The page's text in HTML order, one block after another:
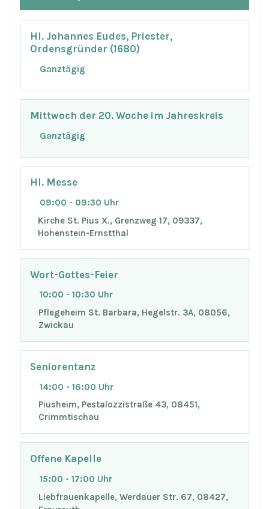
Hl. Johannes Eudes, Priester,
Ordensgründer (1680)
Ganztägig
Mittwoch der 20. Woche im Jahreskreis
Ganztägig
Hl. Messe
09:00 - 09:30 Uhr
Kirche St. Pius X., Grenzweg 17, 09337,
Hohenstein-Ernstthal
Wort-Gottes-Feier
10:00 - 10:30 Uhr
Pflegeheim St. Barbara, Hegelstr. 3A, 08056,
Zwickau
Seniorentanz
14:00 - 16:00 Uhr
Piusheim, Pestalozzistraße 43, 08451,
Crimmtischau
Offene Kapelle
15:00 - 17:00 Uhr
Liebfrauenkapelle, Werdauer Str. 67, 08427,